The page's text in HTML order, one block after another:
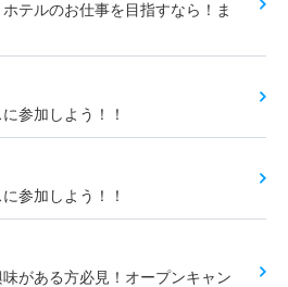
テルのお仕事を目指すなら！ま
参加しよう！！
参加しよう！！
がある方必見！オープンキャン